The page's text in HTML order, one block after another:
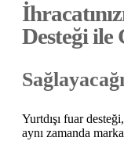
Desteği
Yurtdışı fuar
aynı zamanda